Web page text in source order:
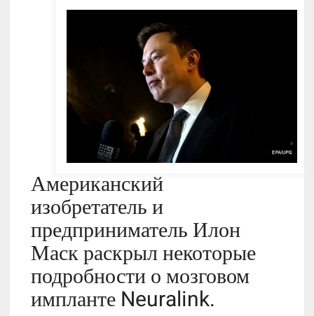
Американский
изобретатель и
предприниматель Илон
Маск раскрыл некоторые
подробности о мозговом
импланте Neuralink.